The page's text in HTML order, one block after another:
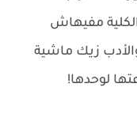
مفيهاش
زيك ماشية
لوحدها!